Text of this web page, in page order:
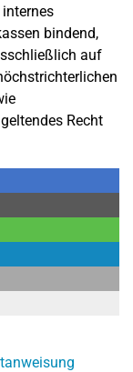
bindend,
auf
Recht